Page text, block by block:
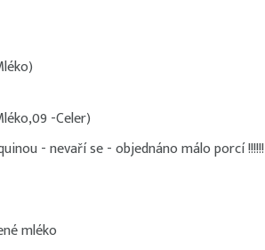
-Celer)
- nevaří se - objednáno málo porcí !!!!!!
mléko